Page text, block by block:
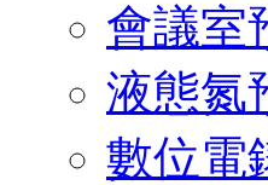
會議室
液態氮
數位電